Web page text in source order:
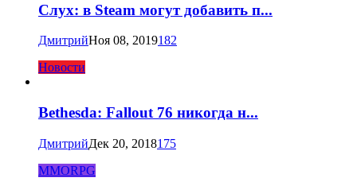
Слух: в Steam могут добавить п...
ДмитрийНоя 08, 2019182
Новости
Bethesda: Fallout 76 никогда н...
ДмитрийДек 20, 2018175
MMORPG